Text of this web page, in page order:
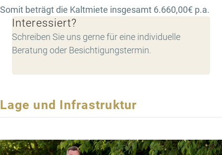
Somit beträgt die Kaltmiete insgesamt 6.660,00€ p.a.
Interessiert?
Schreiben Sie uns gerne für eine individuelle
Beratung oder Besichtigungstermin.
Lage und Infrastruktur